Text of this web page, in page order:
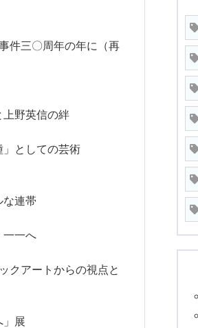
件三〇周年の年に（再
野英信の絆
としての芸術
連帯
一へ
クアートからの視点と
展